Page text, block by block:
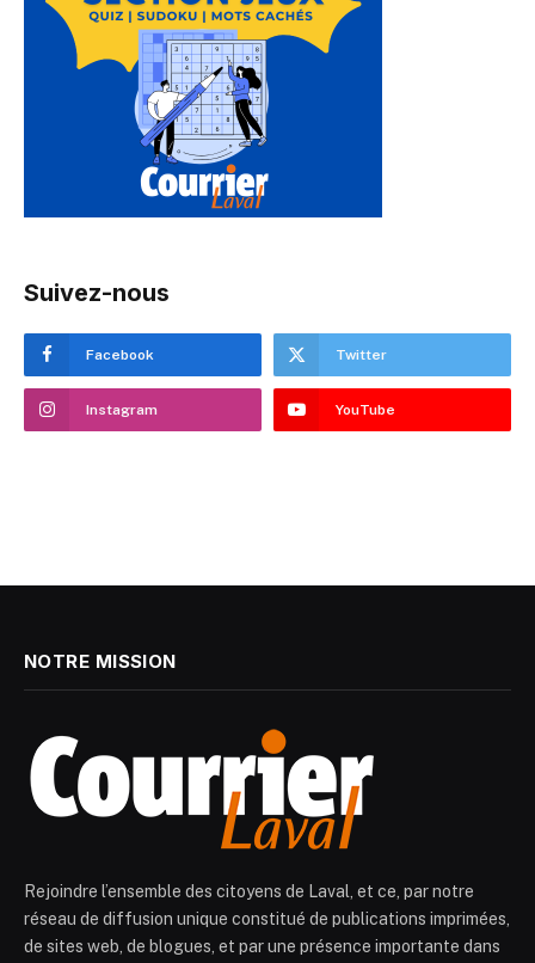
Suivez-nous
Facebook Twitter
Instagram YouTube
NOTRE MISSION
Rejoindre l’ensemble des citoyens de Laval, et ce, par notre
réseau de diffusion unique constitué de publications imprimées,
de sites web, de blogues, et par une présence importante dans